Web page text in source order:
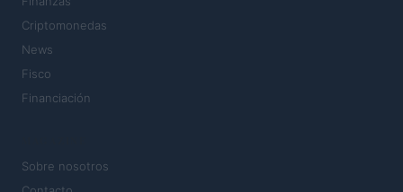
Criptomonedas
News
Fisco
Financiación
Sobre nosotros